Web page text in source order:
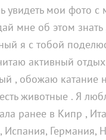
увидеть мои фото
мне об этом знать
я с тобой
активный
, обожаю катание
животные . Я
ранее в Кипр ,
, Испания,